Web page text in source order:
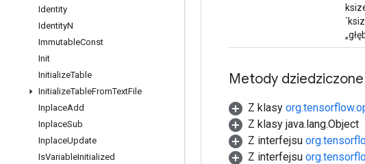
Identity
IdentityN
ImmutableConst
Init
InitializeTable
InitializeTableFromTextFile
InplaceAdd
InplaceSub
InplaceUpdate
IsVariableInitialized
Metody dziedziczone
Z klasy
Z klasy java.lang.Object
Z interfejsu
Z interfejsu